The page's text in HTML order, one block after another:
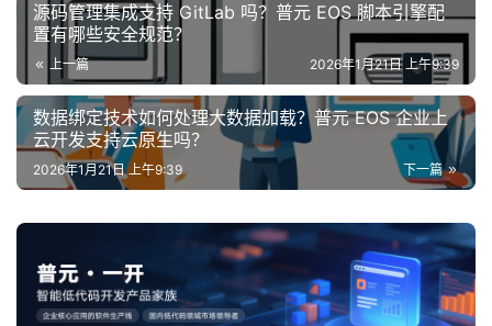
源码管理集成支持 GitLab 吗？普元 EOS 脚本引擎配
置有哪些安全规范？
上一篇 2026年1月21日 上午9:39
数据绑定技术如何处理大数据加载？普元 EOS 企业上
云开发支持云原生吗？
下一篇
2026年1月21日 上午9:39